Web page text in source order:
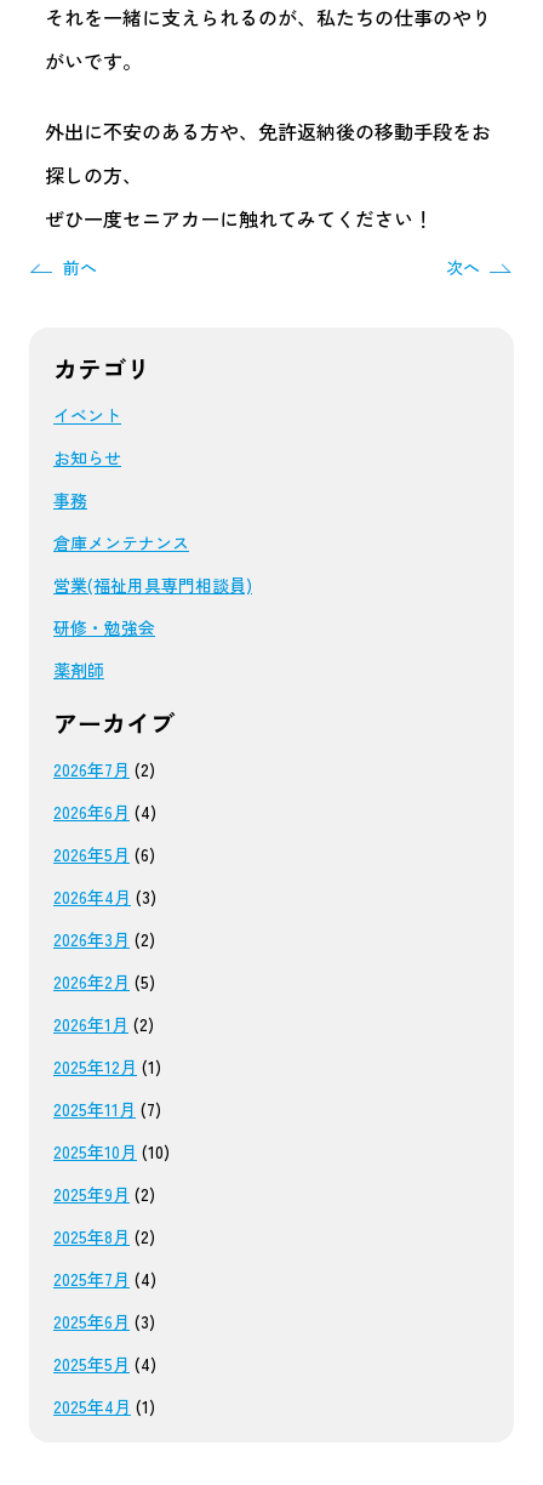
それを一緒に支えられるのが、私たちの仕事のやり
がいです。
外出に不安のある方や、免許返納後の移動手段をお
探しの方、
ぜひ一度セニアカーに触れてみてください！
前へ 次へ
カテゴリ
イベント
お知らせ
事務
倉庫メンテナンス
営業(福祉用具専門相談員)
研修・勉強会
薬剤師
アーカイブ
2026年7月 (2)
2026年6月 (4)
2026年5月 (6)
2026年4月 (3)
2026年3月 (2)
2026年2月 (5)
2026年1月 (2)
2025年12月 (1)
2025年11月 (7)
2025年10月 (10)
2025年9月 (2)
2025年8月 (2)
2025年7月 (4)
2025年6月 (3)
2025年5月 (4)
2025年4月 (1)